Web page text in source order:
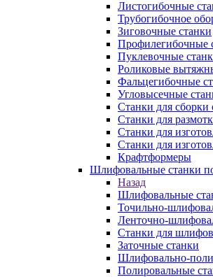
Листогибочные
Трубогибочное
Зиговочные станки
Профилегибочные
Пуклевочные
Роликовые
Фальцегибочные
Угловысечные
Станки для сборки
Станки для
Станки для
Станки для
Крафтформеры
Шлифовальные станки
Назад
Шлифовальные
Точильно-
Ленточно-
Станки для
Заточные станки
Шлифовально-
Полировальные